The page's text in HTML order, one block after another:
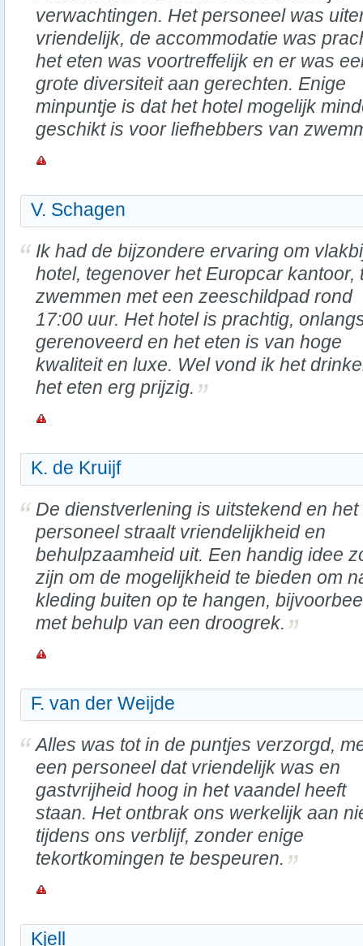
verwachtingen. Het personeel was
vriendelijk, de accommodatie was
het eten was voortreffelijk en er was
grote diversiteit aan gerechten. Enige
minpuntje is dat het hotel mogelijk
geschikt is voor liefhebbers van
V. Schagen
Ik had de bijzondere ervaring om
hotel, tegenover het Europcar kantoor,
zwemmen met een zeeschildpad rond
17:00 uur. Het hotel is prachtig,
gerenoveerd en het eten is van hoge
kwaliteit en luxe. Wel vond ik het
het eten erg prijzig.
K. de Kruijf
De dienstverlening is uitstekend en het
personeel straalt vriendelijkheid en
behulpzaamheid uit. Een handig idee
zijn om de mogelijkheid te bieden om
kleding buiten op te hangen,
met behulp van een droogrek.
F. van der Weijde
Alles was tot in de puntjes verzorgd,
een personeel dat vriendelijk was en
gastvrijheid hoog in het vaandel heeft
staan. Het ontbrak ons werkelijk aan
tijdens ons verblijf, zonder enige
tekortkomingen te bespeuren.
Kjell